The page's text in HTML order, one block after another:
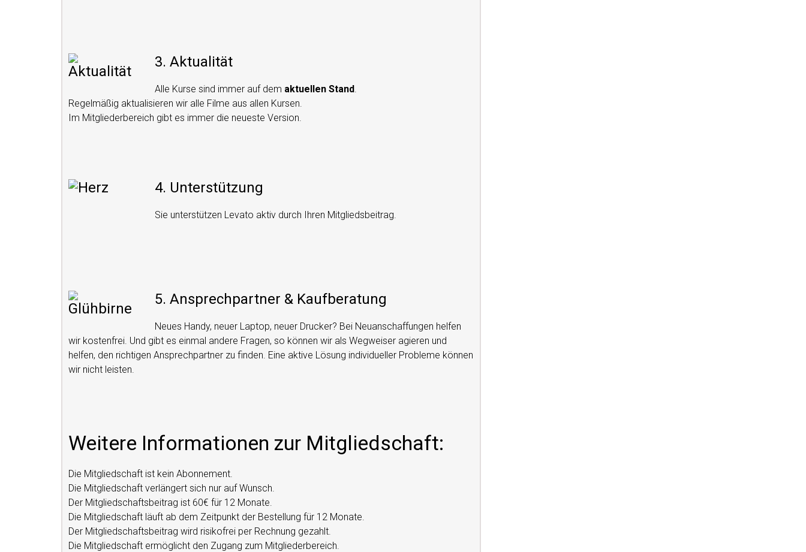
3. Aktualität
Alle Kurse sind immer auf dem aktuellen Stand.
Regelmäßig aktualisieren wir alle Filme aus allen Kursen.
Im Mitgliederbereich gibt es immer die neueste Version.
4. Unterstützung
Sie unterstützen Levato aktiv durch Ihren Mitgliedsbeitrag.
5. Ansprechpartner & Kaufberatung
Neues Handy, neuer Laptop, neuer Drucker? Bei Neuanschaffungen helfen
wir kostenfrei. Und gibt es einmal andere Fragen, so können wir als Wegweiser agieren und
helfen, den richtigen Ansprechpartner zu finden. Eine aktive Lösung individueller Probleme können
wir nicht leisten.
Weitere Informationen zur Mitgliedschaft:
Die Mitgliedschaft ist kein Abonnement.
Die Mitgliedschaft verlängert sich nur auf Wunsch.
Der Mitgliedschaftsbeitrag ist 60€ für 12 Monate.
Die Mitgliedschaft läuft ab dem Zeitpunkt der Bestellung für 12 Monate.
Der Mitgliedschaftsbeitrag wird risikofrei per Rechnung gezahlt.
Die Mitgliedschaft ermöglicht den Zugang zum Mitgliederbereich.